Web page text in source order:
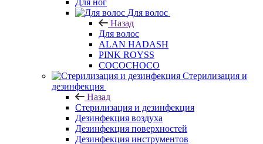
Для ног
Для волос
Назад
Для волос
ALAN HADASH
PINK ROYSS
COCOCHOCO
Стерилизация и
дезинфекция
Назад
Стерилизация и дезинфекция
Дезинфекция воздуха
Дезинфекция поверхностей
Дезинфекция инструментов